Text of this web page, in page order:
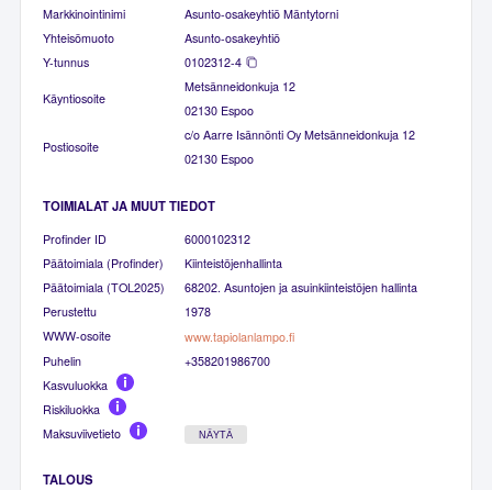
Markkinointinimi
Asunto-osakeyhtiö Mäntytorni
Yhteisömuoto
Asunto-osakeyhtiö
Y-tunnus
0102312-4
Käyntiosoite
Metsänneidonkuja 12
02130 Espoo
Postiosoite
c/o Aarre Isännönti Oy Metsänneidonkuja 12
02130 Espoo
TOIMIALAT JA MUUT TIEDOT
Profinder ID
6000102312
Päätoimiala (Profinder)
Kiinteistöjenhallinta
Päätoimiala (TOL2025)
68202. Asuntojen ja asuinkiinteistöjen hallinta
Perustettu
1978
WWW-osoite
www.tapiolanlampo.fi
Puhelin
+358201986700
Kasvuluokka
Riskiluokka
Maksuviivetieto
NÄYTÄ
TALOUS